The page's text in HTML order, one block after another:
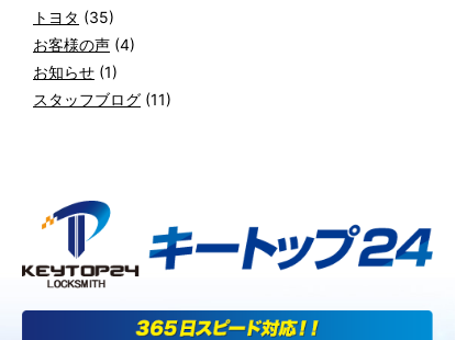
トヨタ (35)
お客様の声 (4)
お知らせ (1)
スタッフブログ (11)